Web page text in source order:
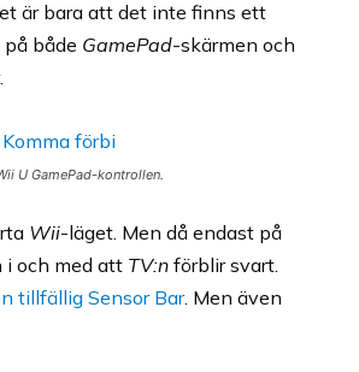
är bara att det inte finns ett
både GamePad-skärmen och
.
U GamePad-kontrollen.
Wii-läget. Men då endast på
i och med att TV:n förblir svart.
tillfällig Sensor Bar. Men även